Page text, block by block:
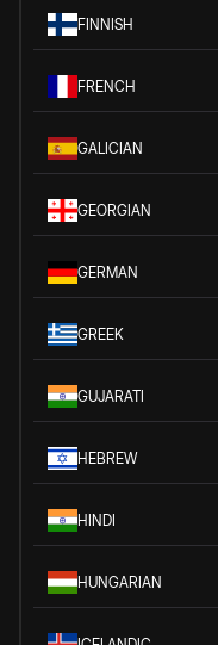
FINNISH
FRENCH
GALICIAN
GEORGIAN
GERMAN
GREEK
GUJARATI
HEBREW
HINDI
HUNGARIAN